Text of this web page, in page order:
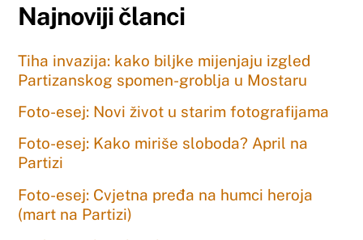
Najnoviji članci
Tiha invazija: kako biljke mijenjaju izgled
Partizanskog spomen-groblja u Mostaru
Foto-esej: Novi život u starim fotografijama
Foto-esej: Kako miriše sloboda? April na
Partizi
Foto-esej: Cvjetna pređa na humci heroja
(mart na Partizi)